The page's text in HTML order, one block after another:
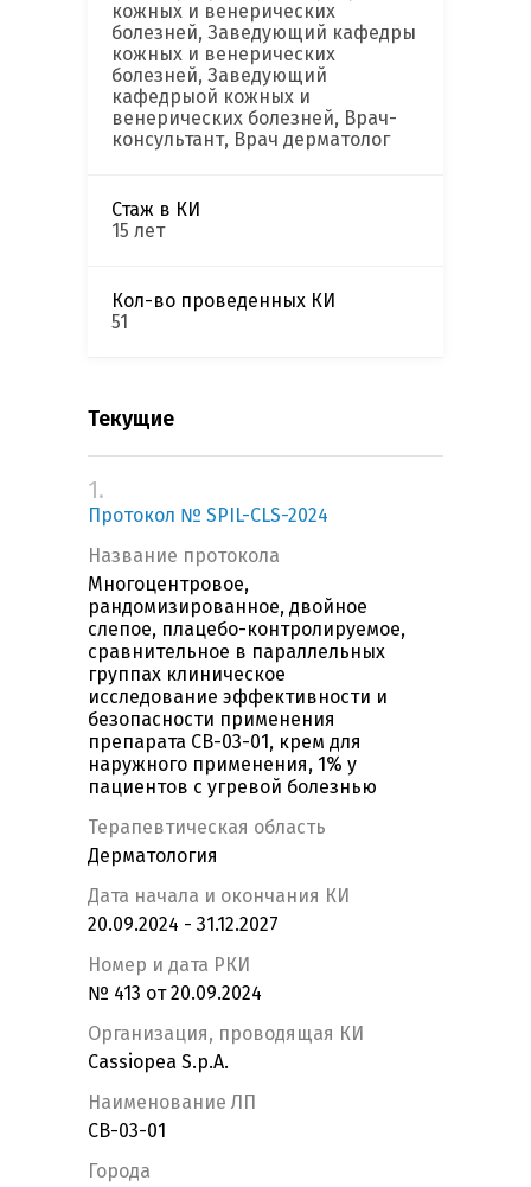
кожных и венерических
болезней, Заведующий кафедры
кожных и венерических
болезней, Заведующий
кафедрыой кожных и
венерических болезней, Врач-
консультант, Врач дерматолог
Стаж в КИ
15 лет
Кол-во проведенных КИ
51
Текущие
1.
Протокол № SPIL-CLS-2024
Название протокола
Многоцентровое,
рандомизированное, двойное
слепое, плацебо-контролируемое,
сравнительное в параллельных
группах клиническое
исследование эффективности и
безопасности применения
препарата CB-03-01, крем для
наружного применения, 1% у
пациентов с угревой болезнью
Терапевтическая область
Дерматология
Дата начала и окончания КИ
20.09.2024 - 31.12.2027
Номер и дата РКИ
№ 413 от 20.09.2024
Организация, проводящая КИ
Cassiopea S.p.A.
Наименование ЛП
СВ-03-01
Города